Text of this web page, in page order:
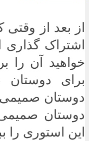
از بعد از
اشتراک
خواهید آن را
برای دوستان
دوستان صمیمی
این استوری را